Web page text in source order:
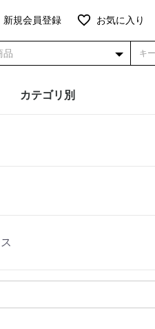
新規会員登録 お気に入り
カテゴリ別